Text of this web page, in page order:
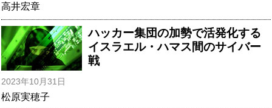
高井宏章
ハッカー集団の加勢で活発化する
イスラエル・ハマス間のサイバー
戦
2023年10月31日
松原実穂子